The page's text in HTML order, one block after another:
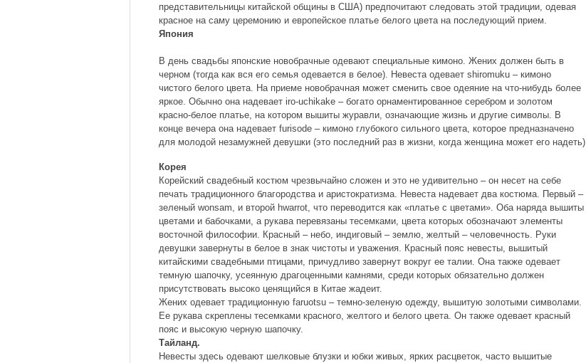
представительницы китайской общины в США) предпочитают следовать этой традиции, одевая
красное на саму церемонию и европейское платье белого цвета на последующий прием.
Япония
В день свадьбы японские новобрачные одевают специальные кимоно. Жених должен быть в
черном (тогда как вся его семья одевается в белое). Невеста одевает shiromuku – кимоно
чистого белого цвета. На приеме новобрачная может сменить свое одеяние на что-нибудь более
яркое. Обычно она надевает iro-uchikake – богато орнаментированное серебром и золотом
красно-белое платье, на котором вышиты журавли, означающие жизнь и другие символы. В
конце вечера она надевает furisode – кимоно глубокого сильного цвета, которое предназначено
для молодой незамужней девушки (это последний раз в жизни, когда женщина может его надеть)
Корея
Корейский свадебный костюм чрезвычайно сложен и это не удивительно – он несет на себе
печать традиционного благородства и аристократизма. Невеста надевает два костюма. Первый –
зеленый wonsam, и второй hwarrot, что переводится как «платье с цветами». Оба наряда вышиты
цветами и бабочками, а рукава перевязаны тесемками, цвета которых обозначают элементы
восточной философии. Красный – небо, индиговый – землю, желтый – человечность. Руки
девушки завернуты в белое в знак чистоты и уважения. Красный пояс невесты, вышитый
китайскими свадебными птицами, причудливо завернут вокруг ее талии. Она также одевает
темную шапочку, усеянную драгоценными камнями, среди которых обязательно должен
присутствовать высоко ценящийся в Китае жадеит.
Жених одевает традиционную faruotsu – темно-зеленую одежду, вышитую золотыми символами.
Ее рукава скреплены тесемками красного, желтого и белого цвета. Он также одевает красный
пояс и высокую черную шапочку.
Тайланд.
Невесты здесь одевают шелковые блузки и юбки живых, ярких расцветок, часто вышитые